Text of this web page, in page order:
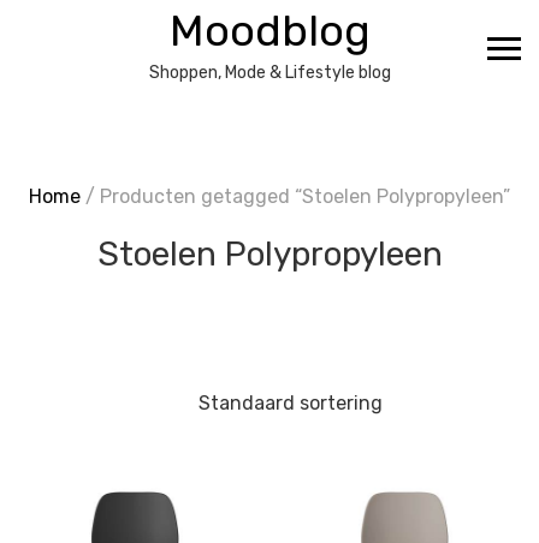
Moodblog
Shoppen, Mode & Lifestyle blog
Home / Producten getagged “Stoelen Polypropyleen”
Stoelen Polypropyleen